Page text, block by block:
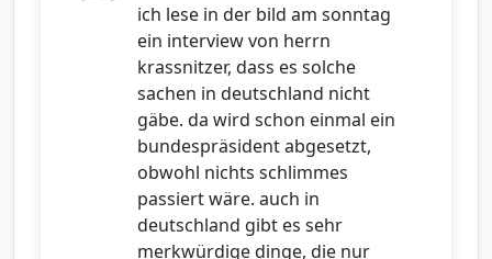
ich lese in der bild am sonntag
ein interview von herrn
krassnitzer, dass es solche
sachen in deutschland nicht
gäbe. da wird schon einmal ein
bundespräsident abgesetzt,
obwohl nichts schlimmes
passiert wäre. auch in
deutschland gibt es sehr
merkwürdige dinge, die nur